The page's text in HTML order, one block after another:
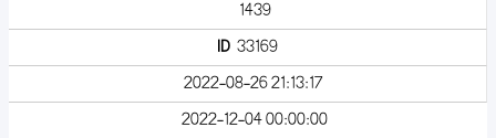
1439
ID 33169
2022-08-26 21:13:17
2022-12-04 00:00:00